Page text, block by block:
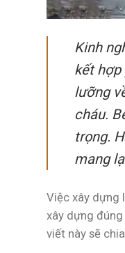
Kinh
kết hợp
lưỡng
cháu.
trọng.
mang
Việc xây dựng
xây dựng
viết này sẽ